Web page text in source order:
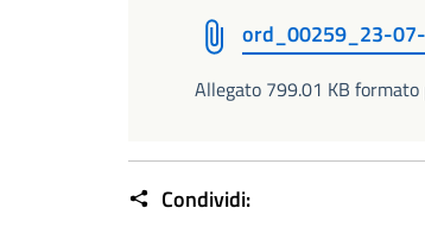
ord_00259_23-
Allegato 799.01 KB formato
Condividi: